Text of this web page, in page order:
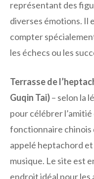
représentant des
diverses émotions. Il
compter
les échecs ou les
Terrasse de
Guqin Tai)– selon la
pour célébrer
fonctionnaire chinois
appelé heptachord
musique. Le site est
endroit idéal pour les